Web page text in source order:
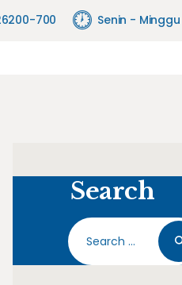
700 Senin - Minggu
Search
Search
for: